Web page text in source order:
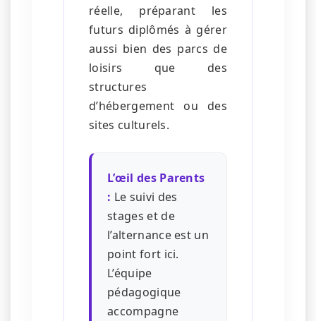
réelle, préparant les
futurs diplômés à gérer
aussi bien des parcs de
loisirs que des
structures
d’hébergement ou des
sites culturels.
L’œil des Parents
: Le suivi des
stages et de
l’alternance est un
point fort ici.
L’équipe
pédagogique
accompagne